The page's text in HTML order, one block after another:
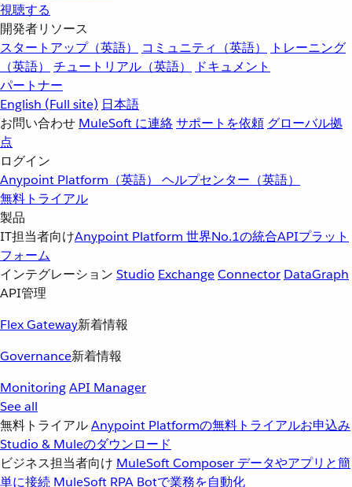
視聴する
開発者リソース
スタートアップ（英語）
コミュニティ（英語）
トレーニング
（英語）
チュートリアル（英語）
ドキュメント
パートナー
English (Full site) 日本語
お問い合わせ MuleSoft に連絡サポートを依頼 グローバル拠
点
ログイン
Anypoint Platform（英語） ヘルプセンター（英語）
無料トライアル
製品
IT担当者向けAnypoint Platform 世界No.1の統合APIプラット
フォーム
インテグレーション Studio ExchangeConnector DataGraph
API管理
Flex Gateway新着情報
Governance新着情報
MonitoringAPI Manager
See all
無料トライアルAnypoint Platformの無料トライアルお申込み
Studio & Muleのダウンロード
ビジネス担当者向け MuleSoft Composer データやアプリと簡
単に接続 MuleSoft RPA Botで業務を自動化